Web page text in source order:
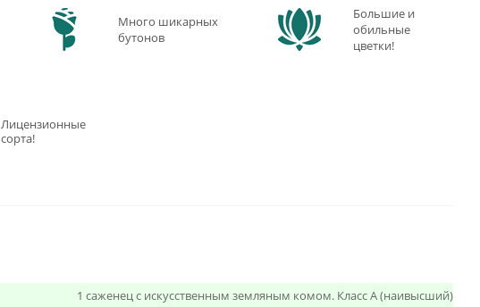
Много шикарных
бутонов
Большие и
обильные
цветки!
Лицензионные
сорта!
1 саженец с искусственным земляным комом. Класс А (наивысший)